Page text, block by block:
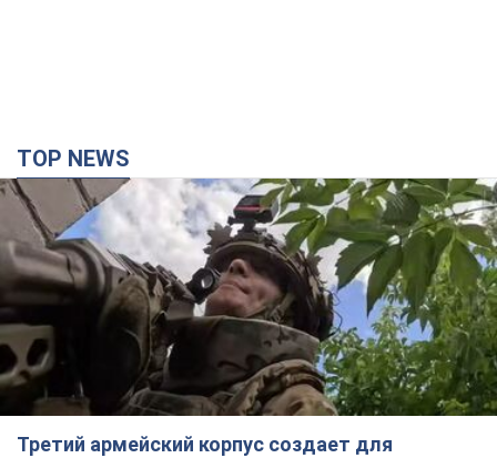
TOP NEWS
Третий армейский корпус создает для